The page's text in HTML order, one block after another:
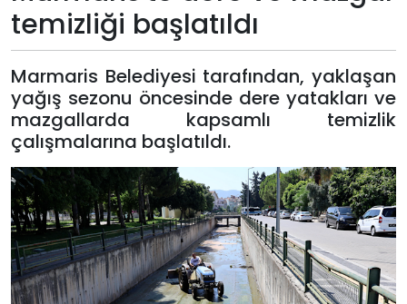
Giriş
Yap
temizliği başlatıldı
Marmaris Belediyesi tarafından, yaklaşan
yağış sezonu öncesinde dere yatakları ve
mazgallarda kapsamlı temizlik
çalışmalarına başlatıldı.